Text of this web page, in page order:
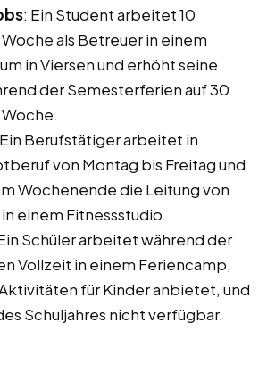
: Ein Student arbeitet 10
als Betreuer in einem
in Viersen und erhöht seine
der Semesterferien auf 30
Berufstätiger arbeitet in
von Montag bis Freitag und
Wochenende die Leitung von
einem Fitnessstudio.
Schüler arbeitet während der
Vollzeit in einem Feriencamp,
für Kinder anbietet, und
Schuljahres nicht verfügbar.